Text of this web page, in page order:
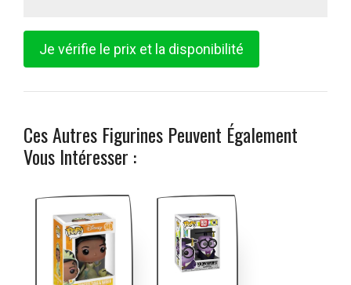
Je vérifie le prix et la disponibilité
Ces Autres Figurines Peuvent Également
Vous Intéresser :